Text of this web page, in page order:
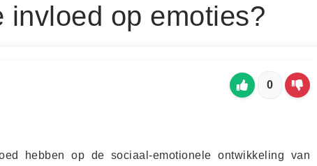
invloed op emoties?
0
hebben op de sociaal-emotionele ontwikkeling van